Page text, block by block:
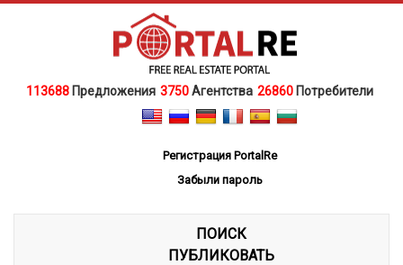
113688 Предложения 3750Агентства 26860 Потребители
Регистрация PortalRe
Забыли пароль
ПОИСК
ПУБЛИКОВАТЬ